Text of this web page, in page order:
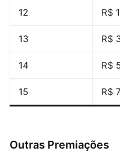
12 R$
13 R$
14 R$
15 R$
Outras Premiações